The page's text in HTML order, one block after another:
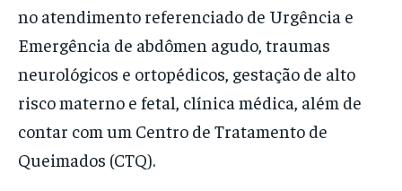
no atendimento referenciado de Urgência e
Emergência de abdômen agudo, traumas
neurológicos e ortopédicos, gestação de alto
risco materno e fetal, clínica médica, além de
contar com um Centro de Tratamento de
Queimados (CTQ).